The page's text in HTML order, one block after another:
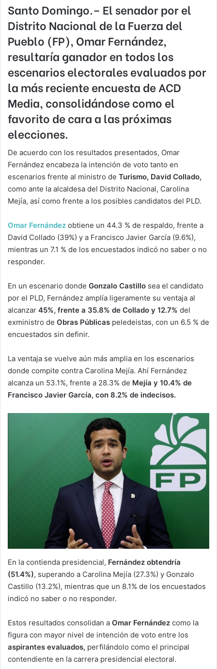
Santo Domingo.– El senador por el
Distrito Nacional de la Fuerza del
Pueblo (FP), Omar Fernández,
resultaría ganador en todos los
escenarios electorales evaluados por
la más reciente encuesta de ACD
Media, consolidándose como el
favorito de cara a las próximas
elecciones.
De acuerdo con los resultados presentados, Omar
Fernández encabeza la intención de voto tanto en
escenarios frente al ministro de Turismo, David Collado,
como ante la alcaldesa del Distrito Nacional, Carolina
Mejía, así como frente a los posibles candidatos del PLD.
Omar Fernández obtiene un 44.3 % de respaldo, frente a
David Collado (39%) y a Francisco Javier García (9.6%),
mientras un 7.1 % de los encuestados indicó no saber o no
responder.
En un escenario donde Gonzalo Castillo sea el candidato
por el PLD, Fernández amplía ligeramente su ventaja al
alcanzar 45%, frente a 35.8% de Collado y 12.7% del
exministro de Obras Públicas peledeistas, con un 6.5 % de
encuestados sin definir.
La ventaja se vuelve aún más amplia en los escenarios
donde compite contra Carolina Mejía. Ahí Fernández
alcanza un 53.1%, frente a 28.3% de Mejía y 10.4% de
Francisco Javier García, con 8.2% de indecisos.
En la contienda presidencial, Fernández obtendría
(51.4%), superando a Carolina Mejía (27.3%) y Gonzalo
Castillo (13.2%), mientras que un 8.1% de los encuestados
indicó no saber o no responder.
Estos resultados consolidan a Omar Fernández como la
figura con mayor nivel de intención de voto entre los
aspirantes evaluados, perfilándolo como el principal
contendiente en la carrera presidencial electoral.